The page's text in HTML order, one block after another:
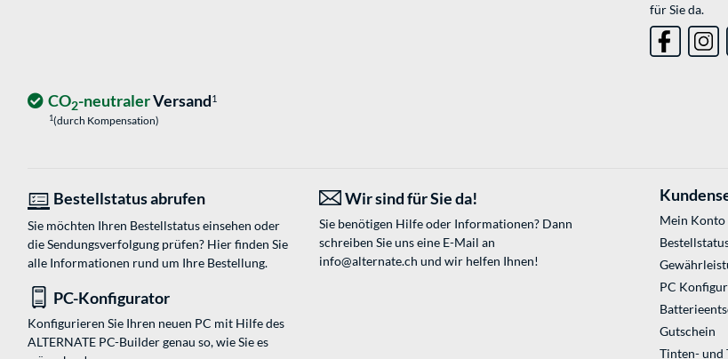
für Sie da.
CO2-neutralerVersand1
1(durch Kompensation)
Bestellstatus abrufen
Sie möchten Ihren Bestellstatus einsehen oder
die Sendungsverfolgung prüfen? Hier finden Sie
alle Informationen rund um Ihre Bestellung.
Wir sind für Sie da!
Sie benötigen Hilfe oder Informationen? Dann
schreiben Sie uns eine E-Mail an
info@alternate.ch und wir helfen Ihnen!
PC-Konfigurator
Konfigurieren Sie Ihren neuen PC mit Hilfe des
ALTERNATE PC-Builder genau so, wie Sie es
Mein Konto
PC
Gutschein
Tinten- und